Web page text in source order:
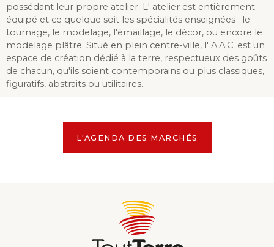
possédant leur propre atelier. L' atelier est entièrement
équipé et ce quelque soit les spécialités enseignées : le
tournage, le modelage, l'émaillage, le décor, ou encore le
modelage plâtre. Situé en plein centre-ville, l' A.A.C. est un
espace de création dédié à la terre, respectueux des goûts
de chacun, qu'ils soient contemporains ou plus classiques,
figuratifs, abstraits ou utilitaires.
L'AGENDA DES MARCHÉS